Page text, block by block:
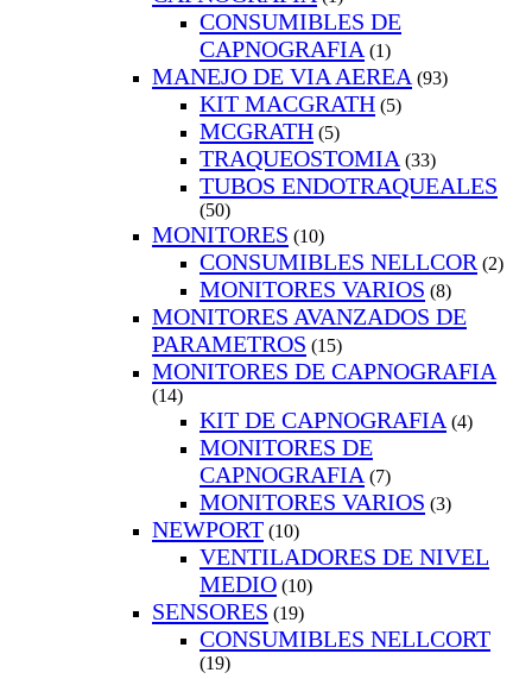
CONSUMIBLES DE
CAPNOGRAFIA (1)
MANEJO DE VIA AEREA (93)
KIT MACGRATH (5)
MCGRATH (5)
TRAQUEOSTOMIA (33)
TUBOS ENDOTRAQUEALES
(50)
MONITORES (10)
CONSUMIBLES NELLCOR (2)
MONITORES VARIOS (8)
MONITORES AVANZADOS DE
PARAMETROS (15)
MONITORES DE CAPNOGRAFIA
(14)
KIT DE CAPNOGRAFIA (4)
MONITORES DE
CAPNOGRAFIA (7)
MONITORES VARIOS (3)
NEWPORT (10)
VENTILADORES DE NIVEL
MEDIO (10)
SENSORES (19)
CONSUMIBLES NELLCORT
(19)